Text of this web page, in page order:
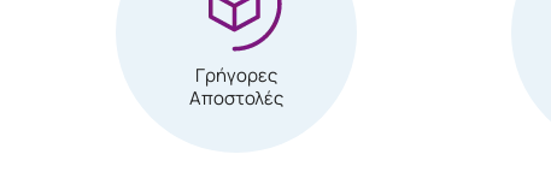
Γρήγορες
Αποστολές